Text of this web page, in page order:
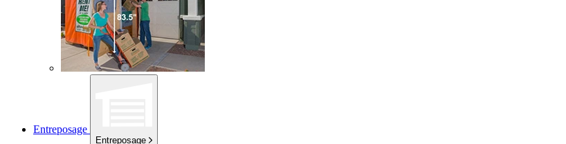
Entreposage
Entreposage